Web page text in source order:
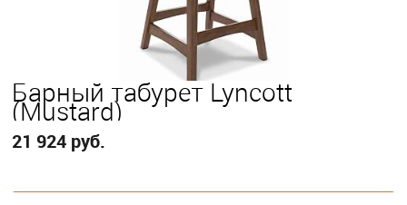
Барный табурет Lyncott
(Mustard)
21 924 руб.